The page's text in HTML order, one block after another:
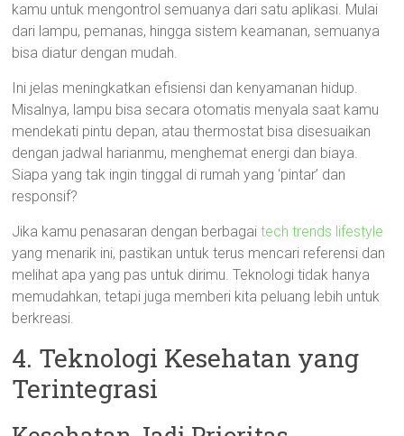
kamu untuk mengontrol semuanya dari satu aplikasi. Mulai
dari lampu, pemanas, hingga sistem keamanan, semuanya
bisa diatur dengan mudah.
Ini jelas meningkatkan efisiensi dan kenyamanan hidup.
Misalnya, lampu bisa secara otomatis menyala saat kamu
mendekati pintu depan, atau thermostat bisa disesuaikan
dengan jadwal harianmu, menghemat energi dan biaya.
Siapa yang tak ingin tinggal di rumah yang ‘pintar’ dan
responsif?
Jika kamu penasaran dengan berbagaitech trends lifestyle
yang menarik ini, pastikan untuk terus mencari referensi dan
melihat apa yang pas untuk dirimu. Teknologi tidak hanya
memudahkan, tetapi juga memberi kita peluang lebih untuk
berkreasi.
4. Teknologi Kesehatan yang
Terintegrasi